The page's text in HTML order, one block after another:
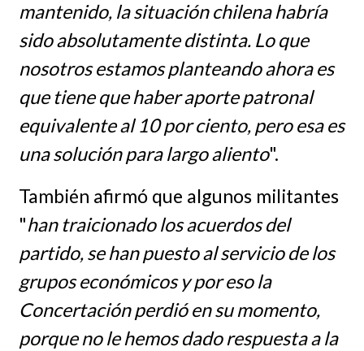
mantenido, la situación chilena habría
sido absolutamente distinta. Lo que
nosotros estamos planteando ahora es
que tiene que haber aporte patronal
equivalente al 10 por ciento, pero esa es
una solución para largo aliento".
También afirmó que algunos militantes
"han traicionado los acuerdos del
partido, se han puesto al servicio de los
grupos económicos y por eso la
Concertación perdió en su momento,
porque no le hemos dado respuesta a la